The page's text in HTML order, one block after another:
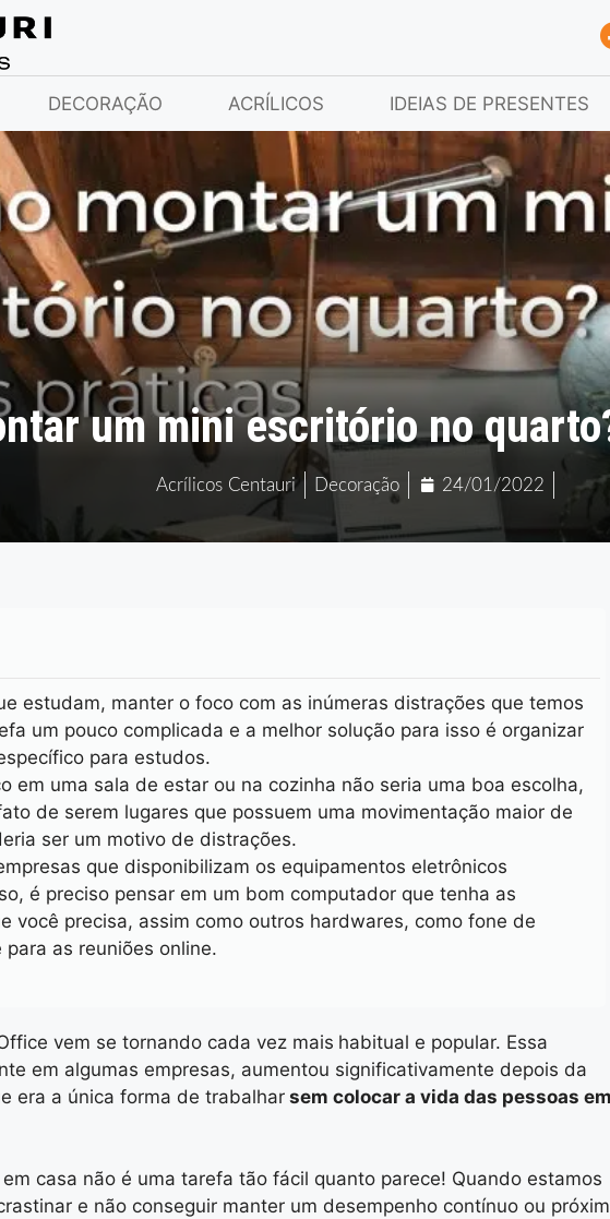
DECORAÇÃO ACRÍLICOS IDEIAS DE PRESENTES
um mini escritório no
Acrílicos Centauri Decoração 24/01/2022
estudam, manter o foco com as inúmeras distrações que temos
um pouco complicada e a melhor solução para isso é organizar
para estudos.
em uma sala de estar ou na cozinha não seria uma boa escolha,
de serem lugares que possuem uma movimentação maior de
ser um motivo de distrações.
que disponibilizam os equipamentos eletrônicos
é preciso pensar em um bom computador que tenha as
você precisa, assim como outros hardwares, como fone de
as reuniões online.
vem se tornando cada vez mais habitual e popular. Essa
em algumas empresas, aumentou significativamente depois da
era a única forma de trabalhar sem colocar a vida das pessoas em
casa não é uma tarefa tão fácil quanto parece! Quando estamos
e não conseguir manter um desempenho contínuo ou